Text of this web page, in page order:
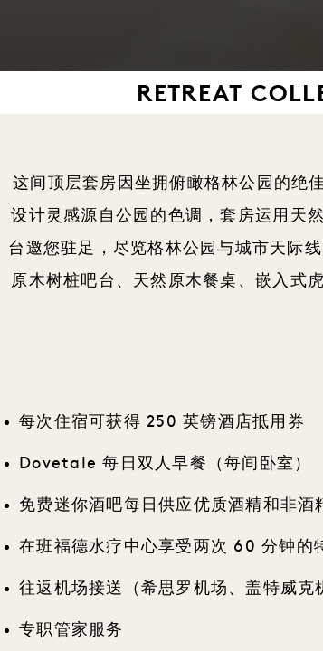
RETREAT
这间顶层套房因坐拥俯瞰格林公园的绝
设计灵感源自公园的色调，套房运用天
台邀您驻足，尽览格林公园与城市天际
原木树桩吧台、天然原木餐桌、嵌入式
每次住宿可获得 250 英镑酒店抵用券
Dovetale 每日双人早餐（每间卧室）
免费迷你酒吧每日供应优质酒精和非酒
在班福德水疗中心享受两次 60 分钟的
往返机场接送（希思罗机场、盖特威克
专职管家服务